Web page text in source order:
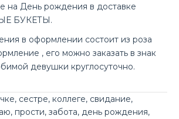
на День рождения в доставке
БУКЕТЫ.
в оформлении состоит из роза
, его можно заказать в знак
девушки круглосуточно.
, сестре, коллеге, свидание,
, прости, забота, день рождения,